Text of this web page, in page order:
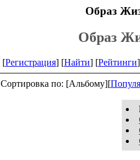
Образ
Образ
[Регистрация] [Найти] [Рейтинги
Сортировка по: [Альбому][